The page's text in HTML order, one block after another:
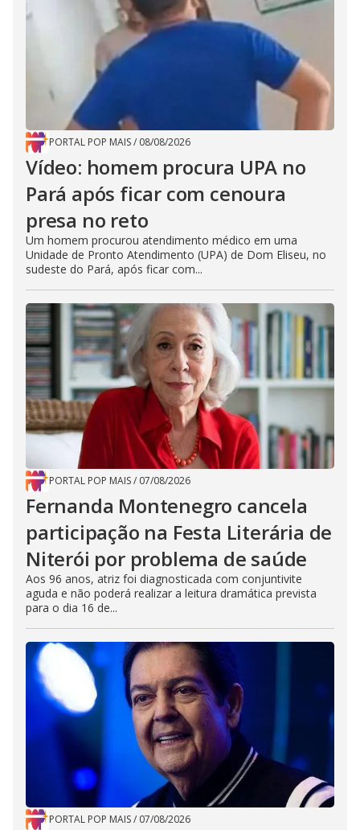
PORTAL POP MAIS/ 08/08/2026
Vídeo: homem procura UPA no
Pará após ficar com cenoura
presa no reto
Um homem procurou atendimento médico em uma
Unidade de Pronto Atendimento (UPA) de Dom Eliseu, no
sudeste do Pará, após ficar com...
PORTAL POP MAIS/ 07/08/2026
Fernanda Montenegro cancela
participação na Festa Literária de
Niterói por problema de saúde
Aos 96 anos, atriz foi diagnosticada com conjuntivite
aguda e não poderá realizar a leitura dramática prevista
para o dia 16 de...
PORTAL POP MAIS/ 07/08/2026